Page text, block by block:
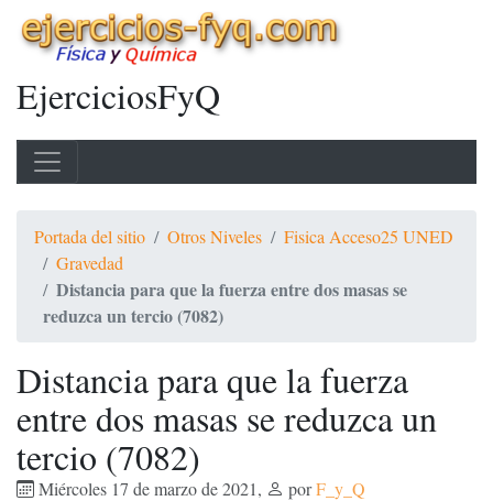
EjerciciosFyQ
Portada del sitio Otros Niveles
Fisica Acceso25 UNED
Gravedad
Distancia para que la fuerza entre dos masas se
reduzca un tercio (7082)
Distancia para que la fuerza
entre dos masas se reduzca un
tercio (7082)
Miércoles 17 de marzo de 2021, porF_y_Q